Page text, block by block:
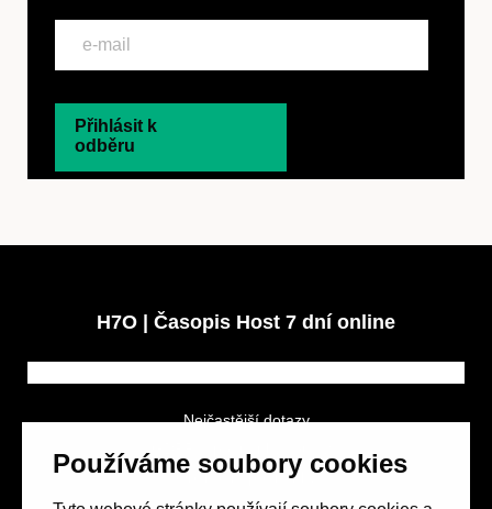
Používáme soubory cookies
Přihlásit k
odběru
H7O | Časopis Host 7 dní online
Nejčastější dotazy
Obchodní podmínky